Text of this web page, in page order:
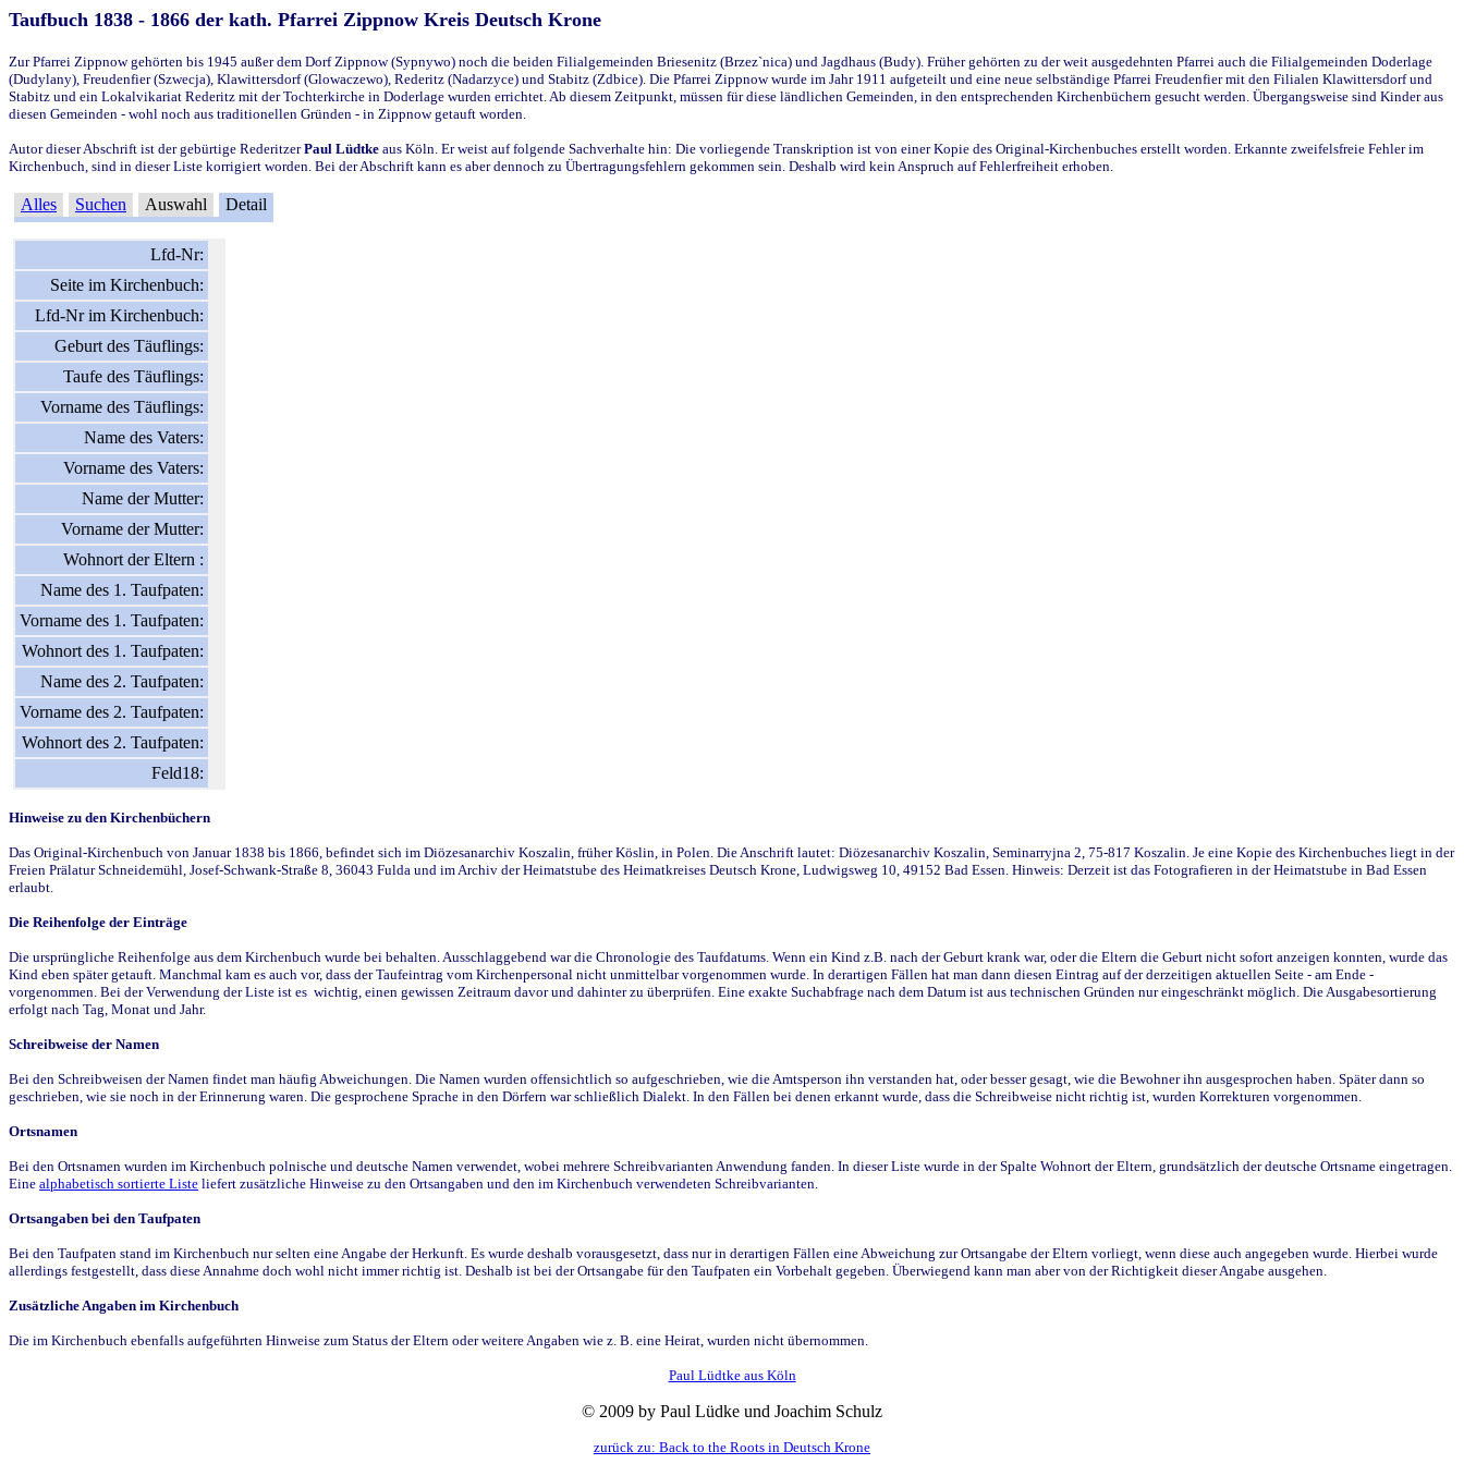
Taufbuch 1838 - 1866 der kath. Pfarrei Zippnow Kreis Deutsch Krone
Zur Pfarrei Zippnow gehörten bis 1945 außer dem Dorf Zippnow (Sypnywo) noch die beiden Filialgemeinden Briesenitz (Brzez`nica) und Jagdhaus (Budy). Früher gehörten zu der weit ausgedehnten Pfarrei auch die Filialgemeinden Doderlage
(Dudylany), Freudenfier (Szwecja), Klawittersdorf (Glowaczewo), Rederitz (Nadarzyce) und Stabitz (Zdbice). Die Pfarrei Zippnow wurde im Jahr 1911 aufgeteilt und eine neue selbständige Pfarrei Freudenfier mit den Filialen Klawittersdorf und
Stabitz und ein Lokalvikariat Rederitz mit der Tochterkirche in Doderlage wurden errichtet. Ab diesem Zeitpunkt, müssen für diese ländlichen Gemeinden, in den entsprechenden Kirchenbüchern gesucht werden. Übergangsweise sind Kinder aus
diesen Gemeinden - wohl noch aus traditionellen Gründen - in Zippnow getauft worden.
Autor dieser Abschrift ist der gebürtige RederitzerPaul Lüdtke aus Köln. Er weist auf folgende Sachverhalte hin: Die vorliegende Transkription ist von einer Kopie des Original-Kirchenbuches erstellt worden. Erkannte zweifelsfreie Fehler im
Kirchenbuch, sind in dieser Liste korrigiert worden. Bei der Abschrift kann es aber dennoch zu Übertragungsfehlern gekommen sein. Deshalb wird kein Anspruch auf Fehlerfreiheit erhoben.
Alles Suchen Auswahl Detail
Lfd-Nr:
Seite im Kirchenbuch:
Lfd-Nr im Kirchenbuch:
Geburt des Täuflings:
Taufe des Täuflings:
Vorname des Täuflings:
Name des Vaters:
Vorname des Vaters:
Name der Mutter:
Vorname der Mutter:
Wohnort der Eltern :
Name des 1. Taufpaten:
Vorname des 1. Taufpaten:
Wohnort des 1. Taufpaten:
Name des 2. Taufpaten:
Vorname des 2. Taufpaten:
Wohnort des 2. Taufpaten:
Feld18:
Hinweise zu den Kirchenbüchern
Das Original-Kirchenbuch von Januar 1838 bis 1866, befindet sich im Diözesanarchiv Koszalin, früher Köslin, in Polen. Die Anschrift lautet: Diözesanarchiv Koszalin, Seminarryjna 2, 75-817 Koszalin. Je eine Kopie des Kirchenbuches liegt in der
Freien Prälatur Schneidemühl, Josef-Schwank-Straße 8, 36043 Fulda und im Archiv der Heimatstube des Heimatkreises Deutsch Krone, Ludwigsweg 10, 49152 Bad Essen. Hinweis: Derzeit ist das Fotografieren in der Heimatstube in Bad Essen
erlaubt.
Die Reihenfolge der Einträge
Die ursprüngliche Reihenfolge aus dem Kirchenbuch wurde bei behalten. Ausschlaggebend war die Chronologie des Taufdatums. Wenn ein Kind z.B. nach der Geburt krank war, oder die Eltern die Geburt nicht sofort anzeigen konnten, wurde das
Kind eben später getauft. Manchmal kam es auch vor, dass der Taufeintrag vom Kirchenpersonal nicht unmittelbar vorgenommen wurde. In derartigen Fällen hat man dann diesen Eintrag auf der derzeitigen aktuellen Seite - am Ende -
vorgenommen. Bei der Verwendung der Liste ist es wichtig, einen gewissen Zeitraum davor und dahinter zu überprüfen. Eine exakte Suchabfrage nach dem Datum ist aus technischen Gründen nur eingeschränkt möglich. Die Ausgabesortierung
erfolgt nach Tag, Monat und Jahr.
Schreibweise der Namen
Bei den Schreibweisen der Namen findet man häufig Abweichungen. Die Namen wurden offensichtlich so aufgeschrieben, wie die Amtsperson ihn verstanden hat, oder besser gesagt, wie die Bewohner ihn ausgesprochen haben. Später dann so
geschrieben, wie sie noch in der Erinnerung waren. Die gesprochene Sprache in den Dörfern war schließlich Dialekt. In den Fällen bei denen erkannt wurde, dass die Schreibweise nicht richtig ist, wurden Korrekturen vorgenommen.
Ortsnamen
Bei den Ortsnamen wurden im Kirchenbuch polnische und deutsche Namen verwendet, wobei mehrere Schreibvarianten Anwendung fanden. In dieser Liste wurde in der Spalte Wohnort der Eltern, grundsätzlich der deutsche Ortsname eingetragen.
Eine alphabetisch sortierte Liste liefert zusätzliche Hinweise zu den Ortsangaben und den im Kirchenbuch verwendeten Schreibvarianten.
Ortsangaben bei den Taufpaten
Bei den Taufpaten stand im Kirchenbuch nur selten eine Angabe der Herkunft. Es wurde deshalb vorausgesetzt, dass nur in derartigen Fällen eine Abweichung zur Ortsangabe der Eltern vorliegt, wenn diese auch angegeben wurde. Hierbei wurde
allerdings festgestellt, dass diese Annahme doch wohl nicht immer richtig ist. Deshalb ist bei der Ortsangabe für den Taufpaten ein Vorbehalt gegeben. Überwiegend kann man aber von der Richtigkeit dieser Angabe ausgehen.
Zusätzliche Angaben im Kirchenbuch
Die im Kirchenbuch ebenfalls aufgeführten Hinweise zum Status der Eltern oder weitere Angaben wie z. B. eine Heirat, wurden nicht übernommen.
Paul Lüdtke aus Köln
© 2009 by Paul Lüdke und Joachim Schulz
zurück zu: Back to the Roots in Deutsch Krone